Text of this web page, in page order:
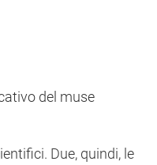
del muse
Due, quindi, le